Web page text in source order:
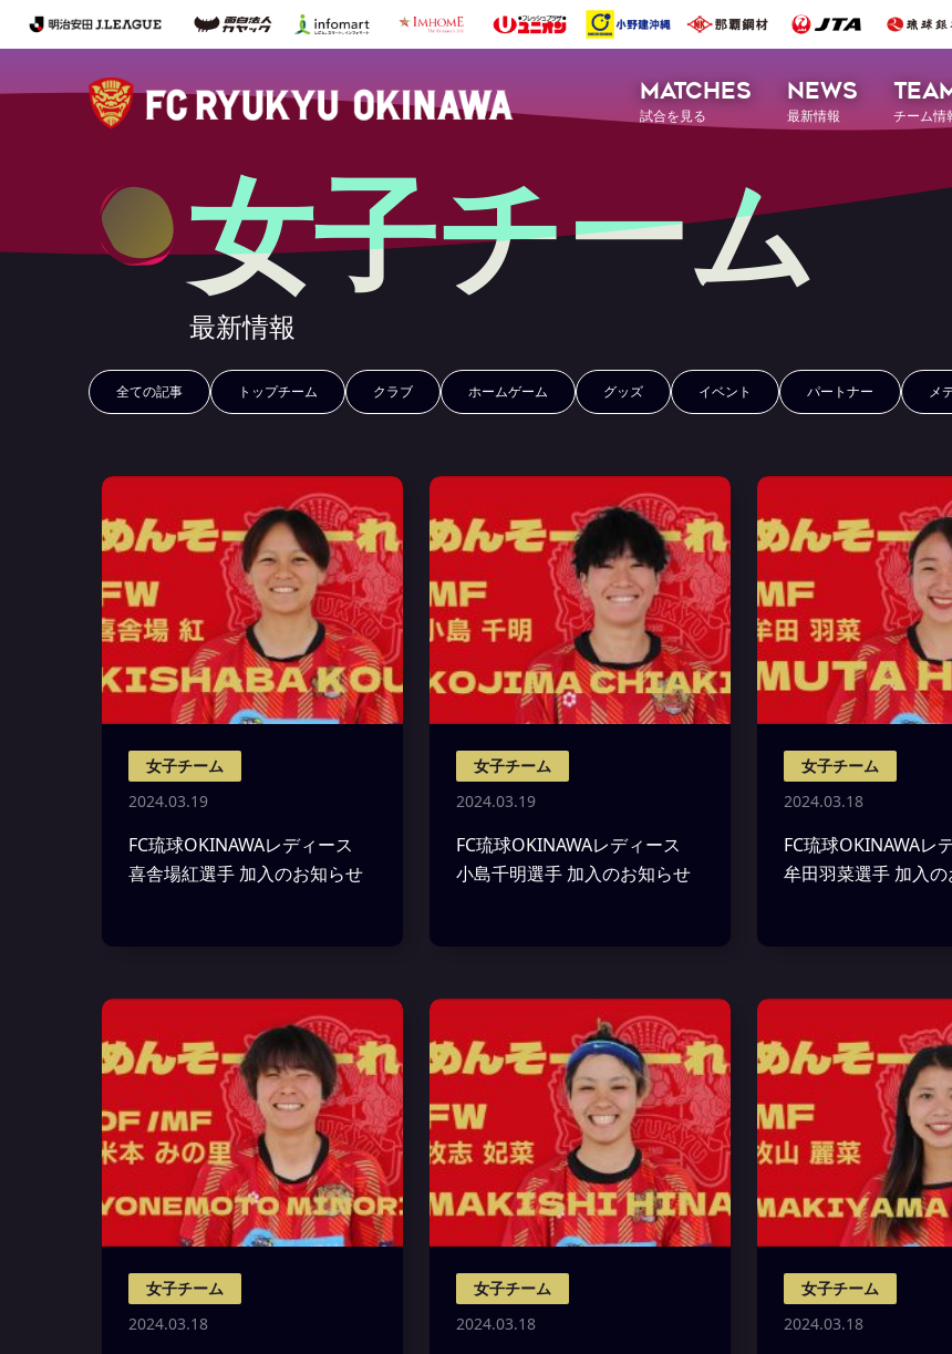
MATCHES
試合を見る
NEWS
最新情報 チーム情
女子チーム
最新情報
全ての記事 トップチーム クラブ ホームゲーム グッズ イベント パートナー メ
女子チーム
2024.03.19
FC琉球OKINAWAレディース
喜舎場紅選手 加入のお知らせ
女子チーム
2024.03.19
FC琉球OKINAWAレディース
小島千明選手 加入のお知らせ
女子チーム
2024.03.18
FC琉球OKINAWAレ
牟田羽菜選手 加入
女子チーム
2024.03.18
女子チーム
2024.03.18
女子チーム
2024.03.18